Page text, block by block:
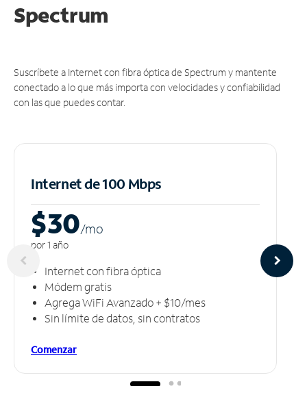
Spectrum
Suscríbete a Internet con fibra óptica de Spectrum y mantente
conectado a lo que más importa con velocidades y confiabilidad
con las que puedes contar.
Internet de 100 Mbps
$30/mo
por 1 año
Internet con fibra óptica
Módem gratis
Agrega WiFi Avanzado + $10/mes
Sin límite de datos, sin contratos
Comenzar